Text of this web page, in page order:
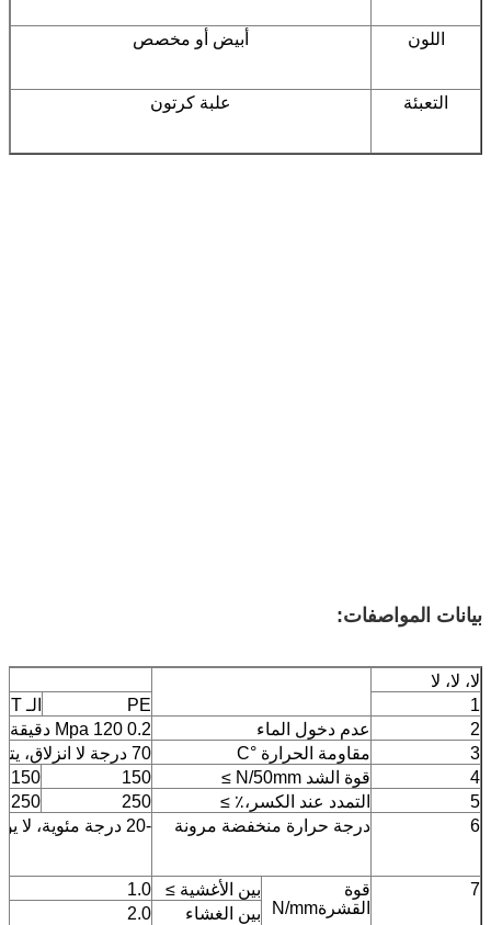
اللون أبيض أو مخصص
التعبئة علبة كرتون
بيانات المواصفات:
لا، لا، لا
1
PE
الـ PET
2
عدم دخول الماء
0.2 Mpa 120 دقيقة منيع
3
مقاومة الحرارة °C
70 درجة لا انزلاق، يتدفق.
4
قوة الشد N/50mm ≥ 150
150
5
التمدد عند الكسر،٪ ≥ 250
250
6
درجة حرارة منخفضة مرونة -20 درجة مئوية، لا يوجد شق
7
قوة
القشرةN/mm
بين الأغشية ≥
1.0
بين الغشاء
2.0